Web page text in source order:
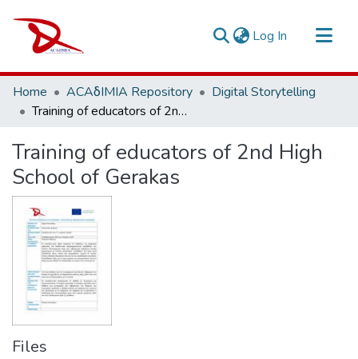
Log In (current)
Repository
Sort By
Home ACAδIMIA Repository
Digital Storytelling
Training of educators of 2nd High School of Gerakas
Training of educators of 2nd High
School of Gerakas
Files